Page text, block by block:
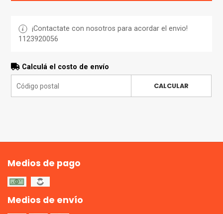
¡Contactate con nosotros para acordar el envio!
1123920056
Calculá el costo de envío
CALCULAR
Medios de pago
Medios de envío